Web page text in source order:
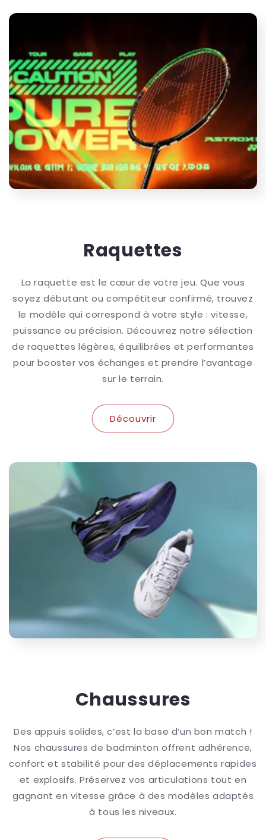
Raquettes
La raquette est le cœur de votre jeu. Que vous
soyez débutant ou compétiteur confirmé, trouvez
le modèle qui correspond à votre style : vitesse,
puissance ou précision. Découvrez notre sélection
de raquettes légères, équilibrées et performantes
pour booster vos échanges et prendre l’avantage
sur le terrain.
Découvrir
Chaussures
Des appuis solides, c’est la base d’un bon match !
Nos chaussures de badminton offrent adhérence,
confort et stabilité pour des déplacements rapides
et explosifs. Préservez vos articulations tout en
gagnant en vitesse grâce à des modèles adaptés
à tous les niveaux.